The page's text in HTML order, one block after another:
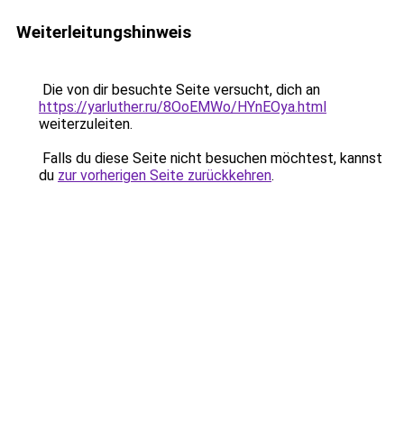
Weiterleitungshinweis
Die von dir besuchte Seite versucht, dich an
https://yarluther.ru/8OoEMWo/HYnEOya.html
weiterzuleiten.
Falls du diese Seite nicht besuchen möchtest, kannst
du zur vorherigen Seite zurückkehren.